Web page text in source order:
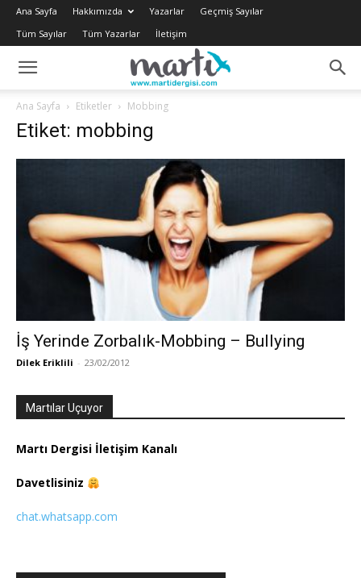
Ana Sayfa Hakkımızda Yazarlar
Geçmiş Sayılar
Tüm Sayılar
Tüm Yazarlar İletişim
Ana Sayfa Etiketler Mobbing
Etiket: mobbing
İş Yerinde Zorbalık-Mobbing – Bullying
Dilek Eriklili - 23/02/2012
Martılar Uçuyor
Martı Dergisi İletişim Kanalı
Davetlisiniz
chat.whatsapp.com